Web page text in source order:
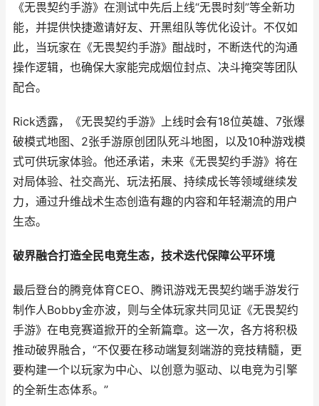
《无畏契约手游》在测试中先后上线“无畏时刻”等全新功
能，并提供快捷邀请好友、开黑组队等优化设计。不仅如
此，当玩家在《无畏契约手游》酣战时，不断迭代的沟通
操作逻辑，也确保大家能完成烟位封点、决斗掩突等团队
配合。
Rick透露，《无畏契约手游》上线时会有18位英雄、7张爆
破模式地图、2张手游原创团队死斗地图，以及10种游戏模
式可供玩家体验。他还承诺，未来《无畏契约手游》将在
对局体验、社交高光、玩法拓展、持续成长等领域继续发
力，通过升维战术生态创造有趣的内容和年轻潮流的用户
生态。
破界融合打造全民电竞生态，技术迭代保障公平环境
最后登台的腾竞体育CEO、腾讯游戏无畏契约端手游发行
制作人Bobby金亦波，则与全体玩家共同见证《无畏契约
手游》在电竞赛道掀开的全新篇章。这一次，各方将积极
推动破界融合，“不仅要在移动端复刻端游的竞技精髓，更
要构建一个以玩家为中心、以创意为驱动、以电竞为引擎
的全新生态体系。”